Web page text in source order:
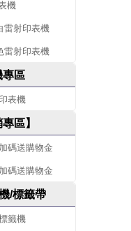
機
雷射印表機
雷射印表機
專區
表機
區】
碼送購物金
碼送購物金
/標籤帶
籤機